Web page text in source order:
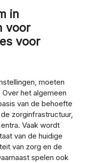
in
voor
voor
moeten
het algemeen
van de behoefte
zorginfrastructuur,
Vaak wordt
van de huidige
van zorg en de
spelen ook